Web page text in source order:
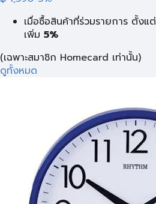
เมื่อซื้อสินค้าที่ร่วมรายการ ตั้งแต่
เพิ่ม 5%
(เฉพาะสมาชิก Homecard เท่านั้น)
ดูทั้งหมด